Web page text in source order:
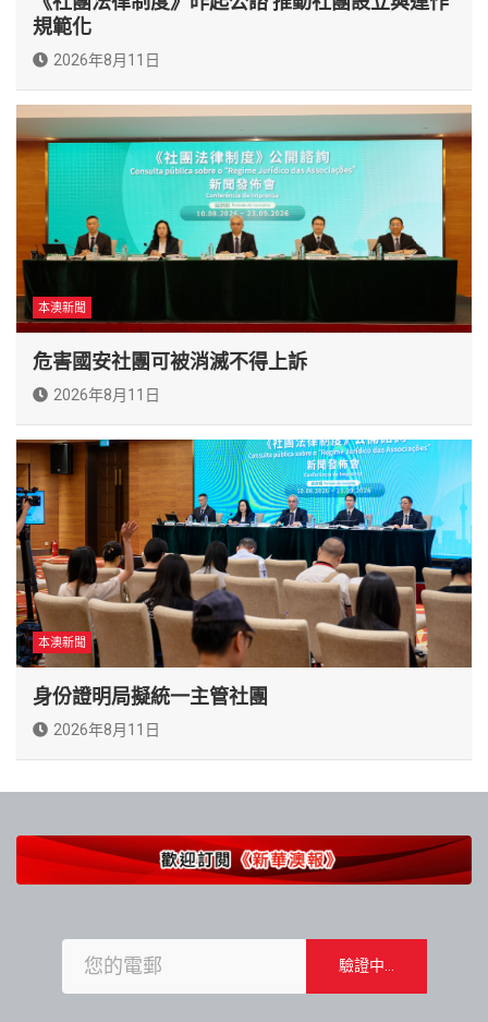
規範化
2026年8月11日
本澳新聞
危害國安社團可被消滅不得上訴
2026年8月11日
本澳新聞
身份證明局擬統一主管社團
2026年8月11日